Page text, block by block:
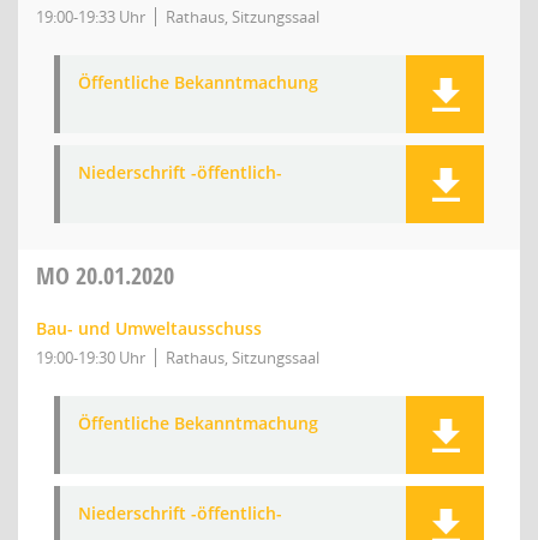
19:00-19:33 Uhr Rathaus, Sitzungssaal
Öffentliche Bekanntmachung
Niederschrift -öffentlich-
MO 20.01.2020
Bau- und Umweltausschuss
19:00-19:30 Uhr Rathaus, Sitzungssaal
Öffentliche Bekanntmachung
Niederschrift -öffentlich-